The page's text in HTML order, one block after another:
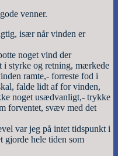
venner.
især når vinden er
noget vind der
i styrke og retning, mærkede
ramte,- forreste fod i
falde lidt af for vinden,
noget usædvanligt,- trykke
forventet, svæv med det
var jeg på intet tidspunkt i
gjorde hele tiden som